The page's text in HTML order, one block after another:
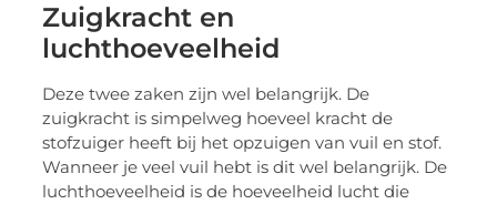
Zuigkracht en
luchthoeveelheid
Deze twee zaken zijn wel belangrijk. De
zuigkracht is simpelweg hoeveel kracht de
stofzuiger heeft bij het opzuigen van vuil en stof.
Wanneer je veel vuil hebt is dit wel belangrijk. De
luchthoeveelheid is de hoeveelheid lucht die